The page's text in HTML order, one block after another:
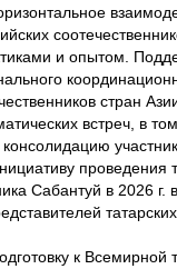
и опытом.
стран
встреч, в
проведения
Сабантуй в 2026 г.
к Всемирной